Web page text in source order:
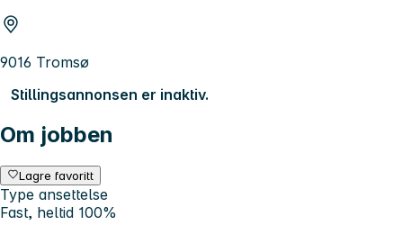
9016 Tromsø
Stillingsannonsen er inaktiv.
Om jobben
Lagre favoritt
Type ansettelse
Fast, heltid 100%